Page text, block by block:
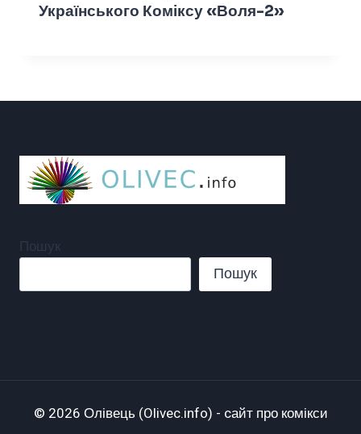
Українського Коміксу «Воля-2»
Пошук
Пошук
© 2026 Олівець (Olivec.info) - cайт про комікси